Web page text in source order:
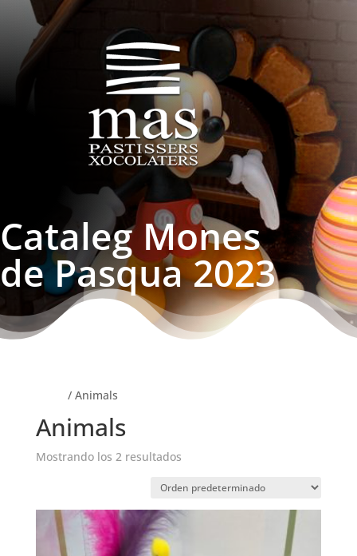
Cataleg Mones
de Pasqua 2023
/ Animals
Animals
Mostrando los 2 resultados